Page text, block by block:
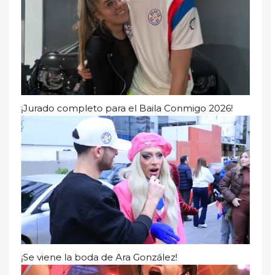
¡Jurado completo para el Baila Conmigo 2026!
¡Se viene la boda de Ara González!